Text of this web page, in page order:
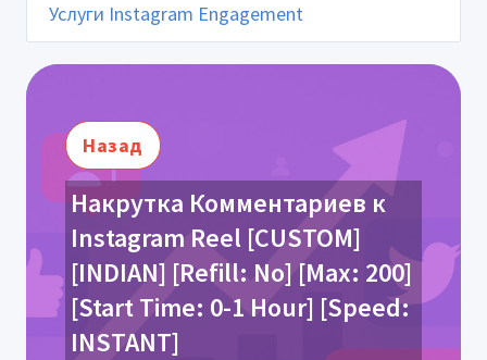
Услуги Instagram Engagement
Назад
Накрутка Комментариев к
Instagram Reel [CUSTOM]
[INDIAN] [Refill: No] [Max: 200]
[Start Time: 0-1 Hour] [Speed:
INSTANT]